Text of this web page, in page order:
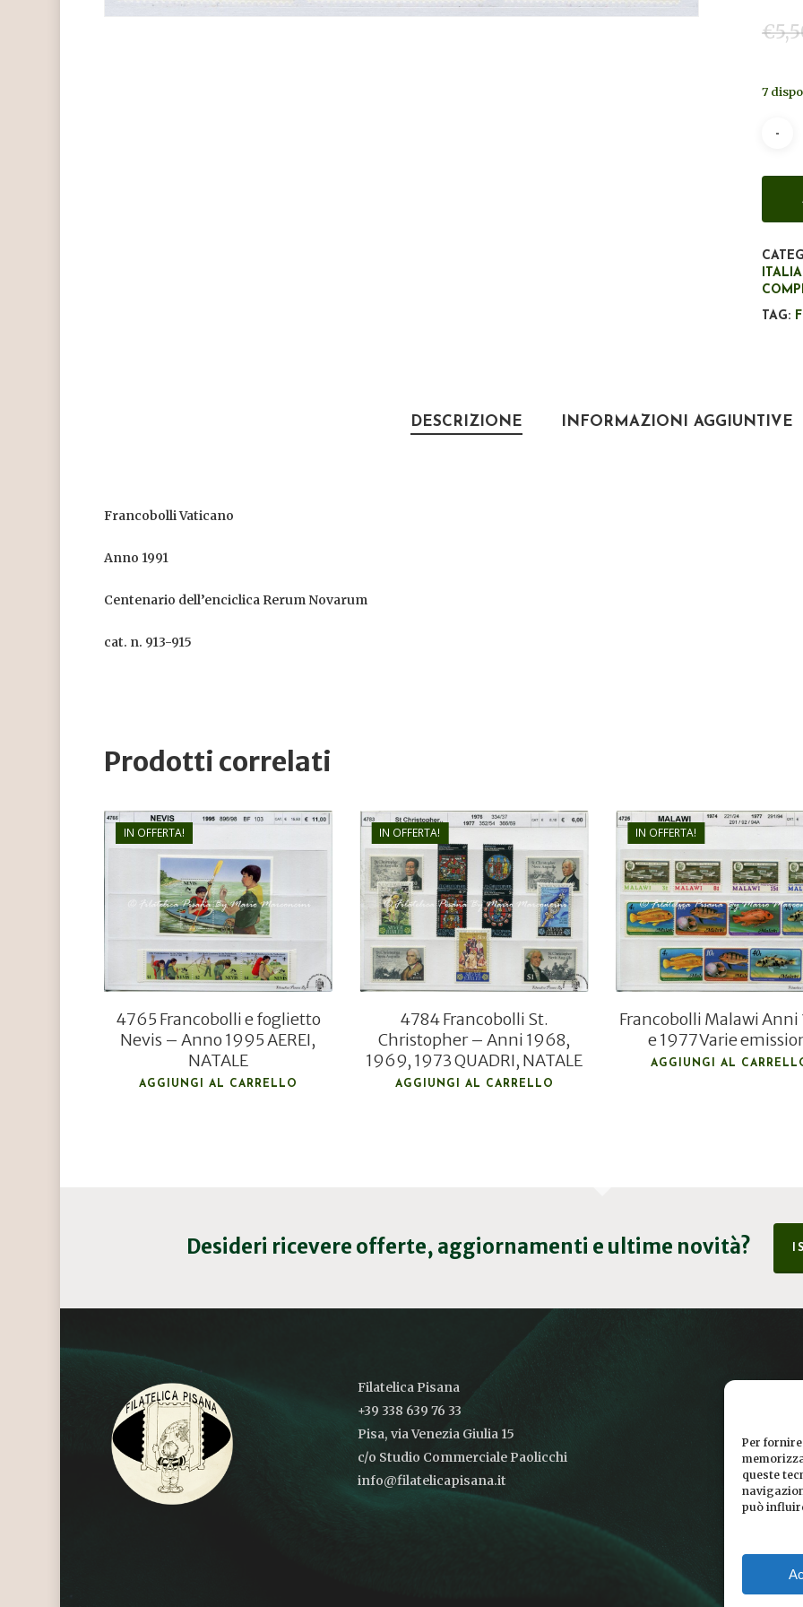
Per
queste
può
Hit enter to search or ESC to close
€
7
TAG:
DESCRIZIONE INFORMAZIONI AGGIUNTIVE
Francobolli Vaticano
Anno 1991
Centenario dell’enciclica Rerum Novarum
cat. n. 913-915
Prodotti correlati
IN OFFERTA!
€11,00
€8,00
4765 Francobolli e foglietto
Nevis – Anno 1995 AEREI,
NATALE
AGGIUNGI AL CARRELLO
IN OFFERTA!
€5,00
€3,80
4784 Francobolli St.
Christopher – Anni 1968,
1969, 1973 QUADRI, NATALE
AGGIUNGI AL CARRELLO
IN OFFERTA!
€9,00
€6,00
Francobolli Malawi Anni
e 1977 Varie
AGGIUNGI AL
Desideri ricevere offerte, aggiornamenti e ultime novità?
Filatelica Pisana
+39 338 639 76 33
Pisa, via Venezia Giulia 15
c/o Studio Commerciale Paolicchi
info@filatelicapisana.it